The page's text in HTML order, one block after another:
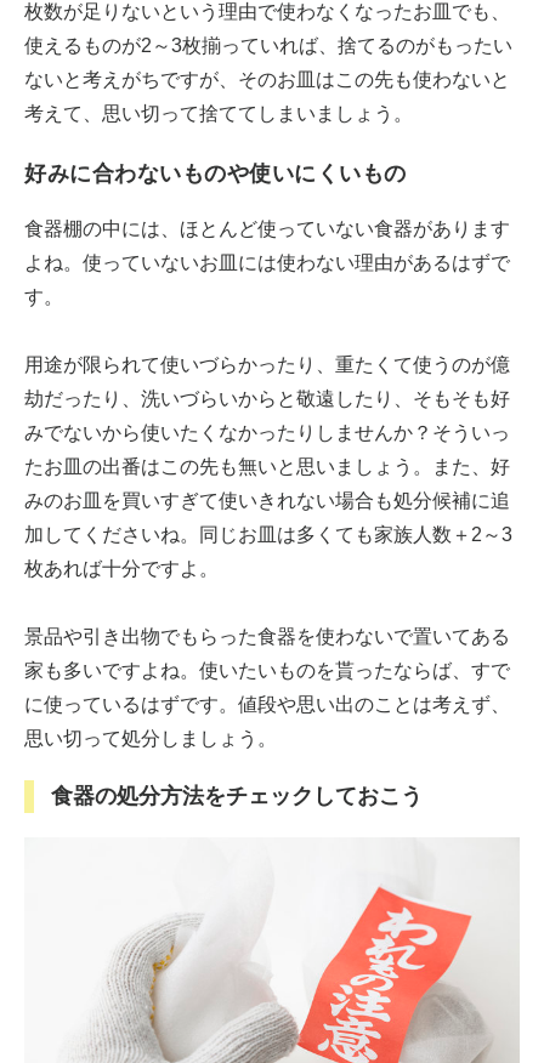
枚数が足りないという理由で使わなくなったお皿でも、
使えるものが2～3枚揃っていれば、捨てるのがもったい
ないと考えがちですが、そのお皿はこの先も使わないと
考えて、思い切って捨ててしまいましょう。
好みに合わないものや使いにくいもの
食器棚の中には、ほとんど使っていない食器があります
よね。使っていないお皿には使わない理由があるはずで
す。
用途が限られて使いづらかったり、重たくて使うのが億
劫だったり、洗いづらいからと敬遠したり、そもそも好
みでないから使いたくなかったりしませんか？そういっ
たお皿の出番はこの先も無いと思いましょう。また、好
みのお皿を買いすぎて使いきれない場合も処分候補に追
加してくださいね。同じお皿は多くても家族人数＋2～3
枚あれば十分ですよ。
景品や引き出物でもらった食器を使わないで置いてある
家も多いですよね。使いたいものを貰ったならば、すで
に使っているはずです。値段や思い出のことは考えず、
思い切って処分しましょう。
食器の処分方法をチェックしておこう